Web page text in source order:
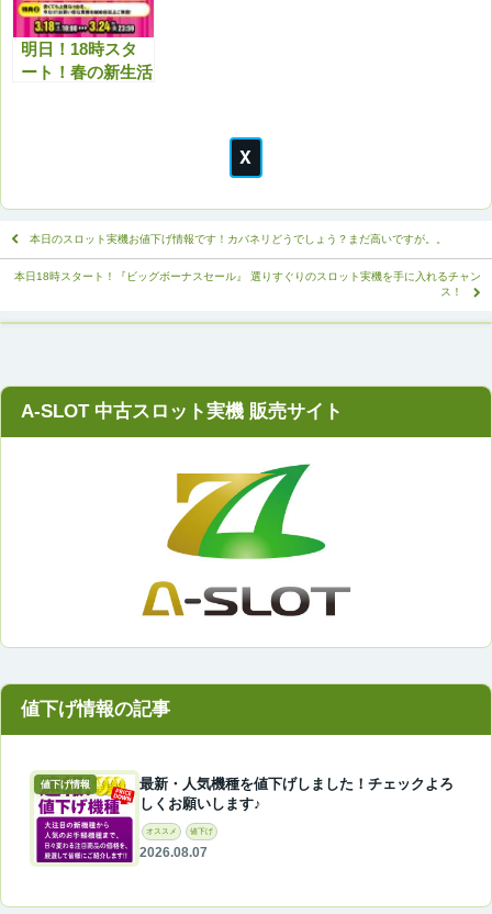
明日！18時スタ
ート！春の新生活
本日のスロット実機お値下げ情報です！カバネリどうでしょう？まだ高いですが。。
本日18時スタート！『ビッグボーナスセール』 選りすぐりのスロット実機を手に入れるチャン
ス！
A-SLOT 中古スロット実機 販売サイト
値下げ情報
最新・人気機種を値下げしました！チェックよろ
しくお願いします♪
オススメ 値下げ
2026.08.07